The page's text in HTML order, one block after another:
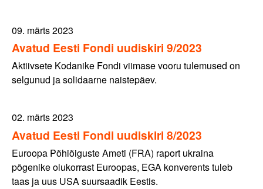
09. märts 2023
Avatud Eesti Fondi uudiskiri 9/2023
Aktiivsete Kodanike Fondi viimase vooru tulemused on
selgunud ja solidaarne naistepäev.
02. märts 2023
Avatud Eesti Fondi uudiskiri 8/2023
Euroopa Põhiõiguste Ameti (FRA) raport ukraina
põgenike olukorrast Euroopas, EGA konverents tuleb
taas ja uus USA suursaadik Eestis.